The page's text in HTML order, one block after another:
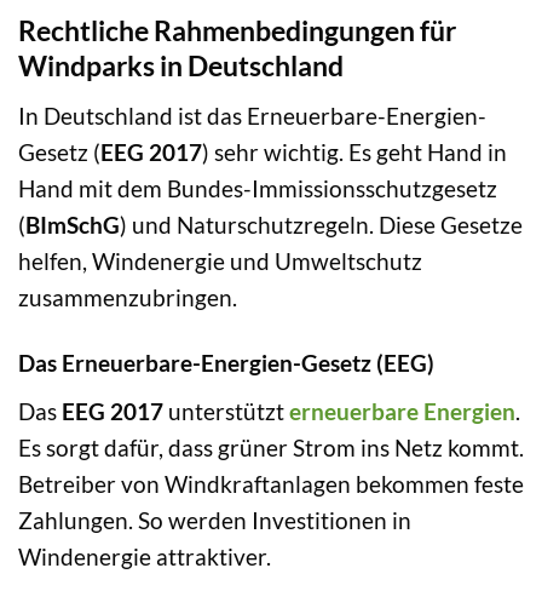
Rechtliche Rahmenbedingungen für
Windparks in Deutschland
In Deutschland ist das Erneuerbare-Energien-
Gesetz (EEG 2017) sehr wichtig. Es geht Hand in
Hand mit dem Bundes-Immissionsschutzgesetz
(BImSchG) und Naturschutzregeln. Diese Gesetze
helfen, Windenergie und Umweltschutz
zusammenzubringen.
Das Erneuerbare-Energien-Gesetz (EEG)
Das EEG 2017 unterstützterneuerbare Energien.
Es sorgt dafür, dass grüner Strom ins Netz kommt.
Betreiber von Windkraftanlagen bekommen feste
Zahlungen. So werden Investitionen in
Windenergie attraktiver.